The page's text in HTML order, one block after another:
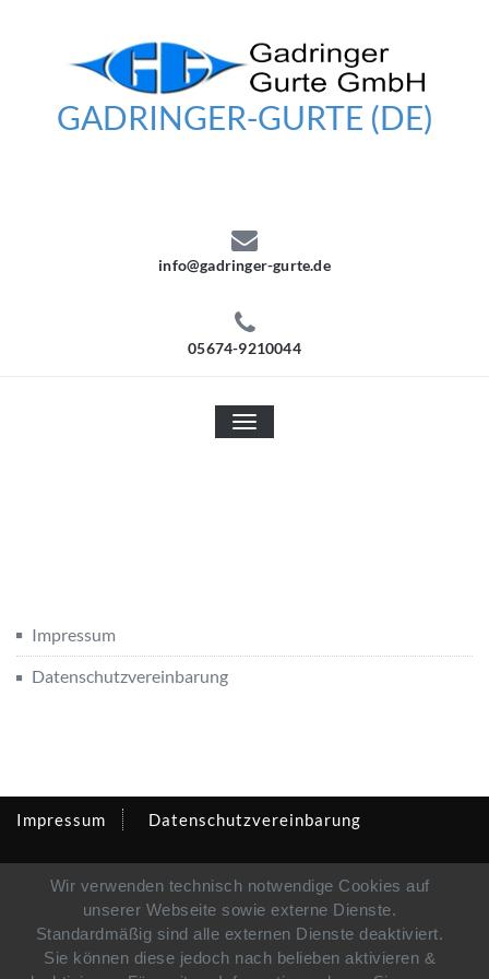
GADRINGER-GURTE (DE)
info@gadringer-gurte.de
05674-9210044
TOGGLE
NAVIGATION
Impressum
Datenschutzvereinbarung
Impressum Datenschutzvereinbarung
Wir verwenden technisch notwendige Cookies auf
unserer Webseite sowie externe Dienste.
Standardmäßig sind alle externen Dienste deaktiviert.
Sie können diese jedoch nach belieben aktivieren &